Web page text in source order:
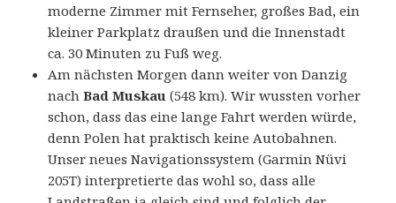
moderne Zimmer mit Fernseher, großes Bad, ein
kleiner Parkplatz draußen und die Innenstadt
ca. 30 Minuten zu Fuß weg.
Am nächsten Morgen dann weiter von Danzig
nachBad Muskau (548 km). Wir wussten vorher
schon, dass das eine lange Fahrt werden würde,
denn Polen hat praktisch keine Autobahnen.
Unser neues Navigationssystem (Garmin Nüvi
205T) interpretierte das wohl so, dass alle